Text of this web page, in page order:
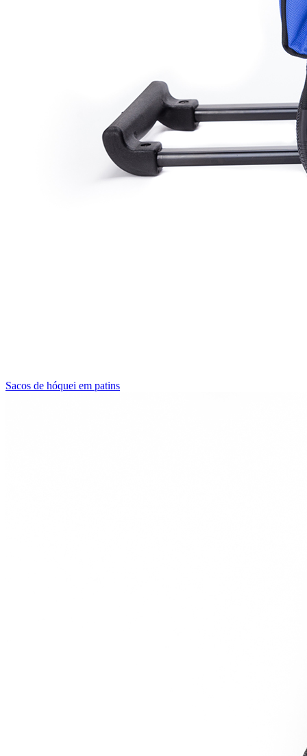
Sacos de hóquei em patins